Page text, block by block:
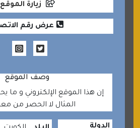
زيارة الموقع
عرض رقم
وصف الموقع
إن هذا الموقع الإلكتروني و ما
المثال لا الحصر من